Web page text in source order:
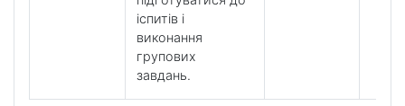
іспитів і
виконання
групових
завдань.